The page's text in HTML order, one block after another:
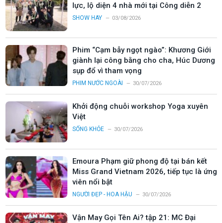
lực, lộ diện 4 nhà mới tại Công diễn 2
SHOW HAY 03/08/2026
Phim “Cạm bẫy ngọt ngào”: Khương Giới
giành lại công bằng cho cha, Húc Dương
sụp đổ vì tham vọng
PHIM NƯỚC NGOÀI 30/07/2026
Khởi động chuỗi workshop Yoga xuyên
Việt
SỐNG KHỎE 30/07/2026
Emoura Phạm giữ phong độ tại bán kết
Miss Grand Vietnam 2026, tiếp tục là ứng
viên nổi bật
NGƯỜI ĐẸP - HOA HẬU 30/07/2026
Vận May Gọi Tên Ai? tập 21: MC Đại